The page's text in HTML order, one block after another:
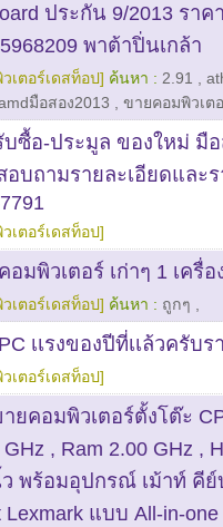
ประกัน 9/2013 รา
พาต้าปิ่นเกล้า
เตอร์เดสท็อป] ค้นหา : 2.91
มือสอง2013 ขายคอมพิวเต
บซื้อ-ประมูล ของใหม่ มื
อบถามรายละเอียดและ
เตอร์เดสท็อป]
อมพิวเตอร์ เก่าๆ 1 เครื่
เตอร์เดสท็อป] ค้นหา : ถูกๆ
เเรงของปีที่เเล้วครับร
เตอร์เดสท็อป]
ยคอมพิวเตอร์ตั้งโต๊ะ
GHz , Ram 2.00 GHz ,
พร้อมอุปกรณ์ เม้าท์ คีย์
Lexmark แบบ All-in-